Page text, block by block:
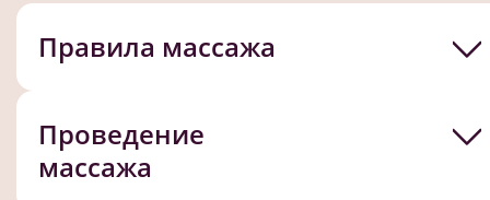
Правила массажа
Проведение
массажа